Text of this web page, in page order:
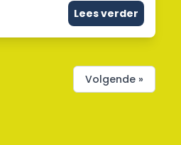
Lees verder
Volgende »